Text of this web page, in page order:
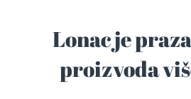
Lonac je
proizvoda